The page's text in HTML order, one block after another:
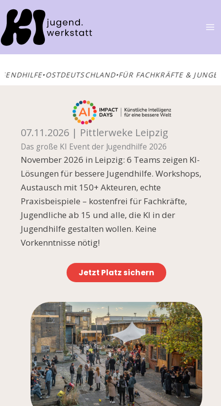
Inhalt
springen
•OSTDEUTSCHLAND•FÜR FACHKRÄFTE &
07.11.2026 | Pittlerweke Leipzig
Das große KI Event der Jugendhilfe 2026
November 2026 in Leipzig: 6 Teams zeigen KI-
Lösungen für bessere Jugendhilfe. Workshops,
Austausch mit 150+ Akteuren, echte
Praxisbeispiele – kostenfrei für Fachkräfte,
Jugendliche ab 15 und alle, die KI in der
Jugendhilfe gestalten wollen. Keine
Vorkenntnisse nötig!
Jetzt Platz sichern